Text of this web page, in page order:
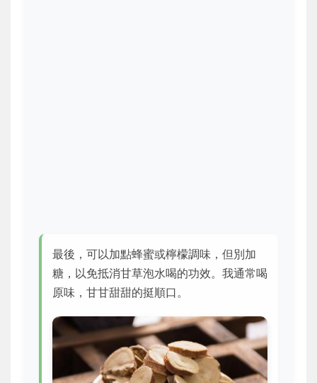
最後，可以加點蜂蜜或檸檬調味，但別加
糖，以免抵消甘草泡水喝的功效。我通常喝
原味，甘甘甜甜的挺順口。